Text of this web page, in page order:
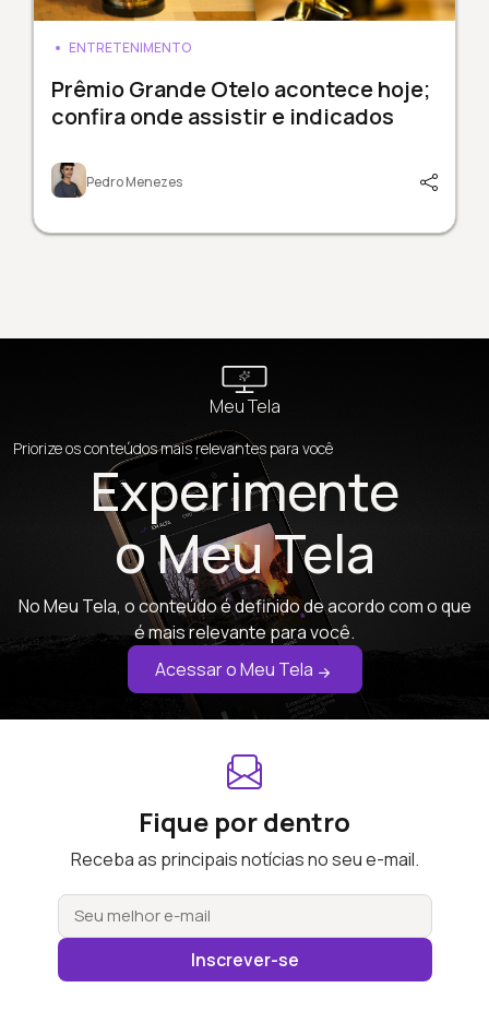
ENTRETENIMENTO
Prêmio Grande Otelo acontece hoje;
confira onde assistir e indicados
Pedro Menezes
Meu Tela
Priorize os conteúdos mais relevantes para você
Experimente
o Meu Tela
No Meu Tela, o conteúdo é definido de acordo com o que
é mais relevante para você.
Acessar o Meu Tela
Fique por dentro
Receba as principais notícias no seu e-mail.
Inscrever-se